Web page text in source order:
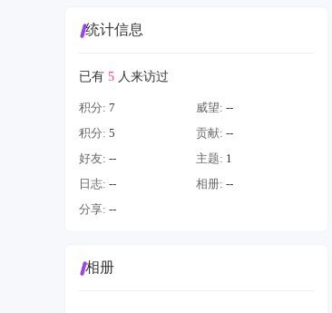
统计信息
已有 5 人来访过
积分: 7 威望:--
积分: 5 贡献:--
好友: -- 主题: 1
日志: -- 相册:--
分享: --
相册